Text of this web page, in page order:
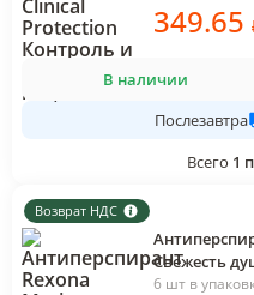
349.65
В наличии
Послезавтра
Всего 1
Возврат НДС
Свежесть
6 шт в